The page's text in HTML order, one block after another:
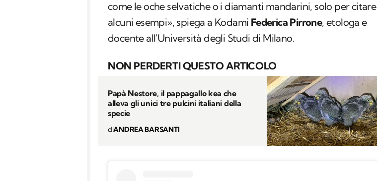
come le oche selvatiche o i diamanti mandarini, solo per citare
alcuni esempi», spiega a Kodami Federica Pirrone, etologa e
docente all'Università degli Studi di Milano.
NON PERDERTI QUESTO ARTICOLO
Papà Nestore, il pappagallo kea che
alleva gli unici tre pulcini italiani della
specie
diANDREA BARSANTI